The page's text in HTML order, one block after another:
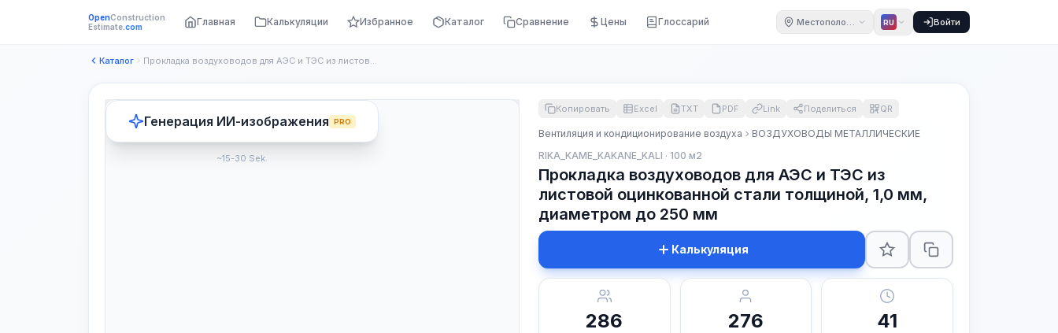
OpenConstruction
Estimate.com Главная Калькуляции Избранное Каталог Сравнение Цены Глоссарий Местоположение RU Войти
Каталог Прокладка воздуховодов для АЭС и ТЭС из листовой оцинкованно...
Генерация ИИ-изображения PRO
~15-30 Sek.
Копировать Excel TXT PDF Link Поделиться QR
Вентиляция и кондиционирование воздуха
ВОЗДУХОВОДЫ МЕТАЛЛИЧЕСКИЕ
RIKA_KAME_KAKANE_KALI · 100 м2
Прокладка воздуховодов для АЭС и ТЭС из
листовой оцинкованной стали толщиной, 1,0 мм,
диаметром до 250 мм
Калькуляция
286 276 41